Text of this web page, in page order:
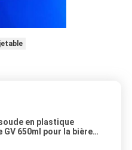
en plastique
GV 650ml pour la bière